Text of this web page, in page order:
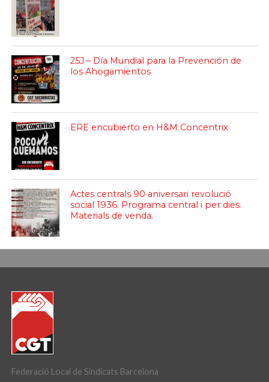
25J – Día Mundial para la Prevención de
los Ahogamientos
ERE encubierto en H&M Concentrix
Actes centrals 90 aniversari revolució
social 1936. Programa central i per dies.
Materials de venda.
Federació Local de Sindicats Barcelona